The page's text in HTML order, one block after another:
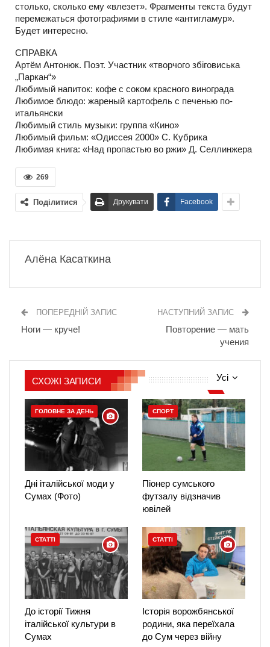
столько, сколько ему «влезет». Фрагменты текста будут
перемежаться фотографиями в стиле «антигламур».
Будет интересно.
СПРАВКА
Артём Антонюк. Поэт. Участник «творчого збіговиська
„Паркан“»
Любимый напиток: кофе с соком красного винограда
Любимое блюдо: жареный картофель с печенью по-
итальянски
Любимый стиль музыки: группа «Кино»
Любимый фильм: «Одиссея 2000» С. Кубрика
Любимая книга: «Над пропастью во ржи» Д. Селлинжера
269
Поділитися Друкувати Facebook
Алёна Касаткина
ПОПЕРЕДНІЙ ЗАПИС
Ноги — круче!
НАСТУПНИЙ ЗАПИС
Повторение — мать
учения
Усі
СХОЖІ ЗАПИСИ
ГОЛОВНЕ ЗА ДЕНЬ
Дні італійської моди у
Сумах (Фото)
СПОРТ
Піонер сумського
футзалу відзначив
ювілей
СТАТТІ
До історії Тижня
італійської культури в
Сумах
СТАТТІ
Історія ворожбянської
родини, яка переїхала
до Сум через війну